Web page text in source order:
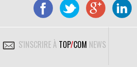
S'INSCRIRE À TOP/COM NEWS